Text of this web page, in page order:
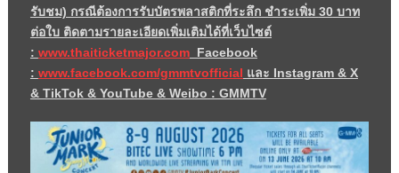
รับชม) กรณีต้องการรับบัตรพลาสติกที่ระลึก ชำระเพิ่ม 30บาท
ต่อใบ ติดตามรายละเอียดเพิ่มเติมได้ที่เว็บไซต์
: www.thaiticketmajor.comFacebook
: www.facebook.com/gmmtvofficial และ Instagram & X
& TikTok & YouTube & Weibo : GMMTV